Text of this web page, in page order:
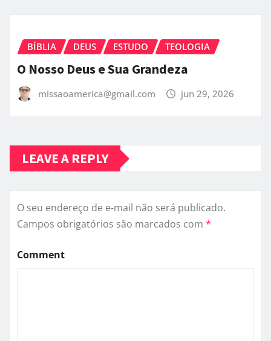
BÍBLIA DEUS ESTUDO TEOLOGIA
O Nosso Deus e Sua Grandeza
missaoamerica@gmail.com jun 29, 2026
LEAVE A REPLY
O seu endereço de e-mail não será publicado.
Campos obrigatórios são marcados com *
Comment